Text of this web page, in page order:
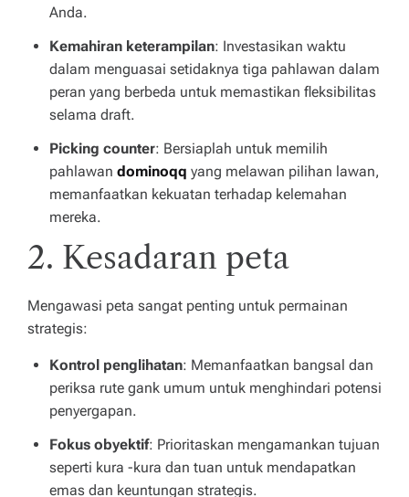
!
Anda.
Kemahiran keterampilan: Investasikan waktu
dalam menguasai setidaknya tiga pahlawan dalam
peran yang berbeda untuk memastikan fleksibilitas
selama draft.
Picking counter: Bersiaplah untuk memilih
pahlawan dominoqq yang melawan pilihan lawan,
memanfaatkan kekuatan terhadap kelemahan
mereka.
2. Kesadaran peta
Mengawasi peta sangat penting untuk permainan
strategis:
Kontrol penglihatan: Memanfaatkan bangsal dan
periksa rute gank umum untuk menghindari potensi
penyergapan.
Fokus obyektif: Prioritaskan mengamankan tujuan
seperti kura -kura dan tuan untuk mendapatkan
emas dan keuntungan strategis.